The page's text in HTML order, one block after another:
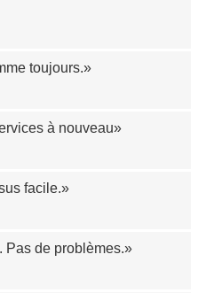
toujours.
à nouveau
facile.
Pas de problèmes.